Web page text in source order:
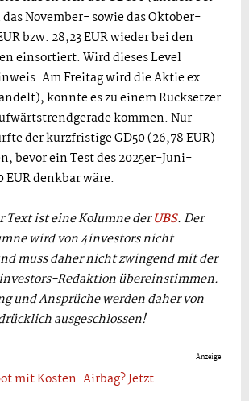
das November- sowie das Oktober-
bzw. 28,23 EUR wieder bei den
einsortiert. Wird dieses Level
Am Freitag wird die Aktie ex
könnte es zu einem Rücksetzer
kommen. Nur
der kurzfristige GD50 (26,78 EUR)
bevor ein Test des 2025er-Juni-
EUR denkbar wäre.
Text ist eine Kolumne derUBS. Der
wird von 4investors nicht
muss daher nicht zwingend mit der
Redaktion übereinstimmen.
und Ansprüche werden daher von
ausgeschlossen!
Anzeige
mit Kosten-Airbag? Jetzt